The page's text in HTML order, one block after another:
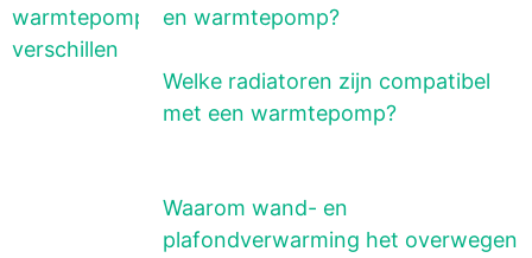
en warmtepomp?
Welke radiatoren zijn compatibel
met een warmtepomp?
Waarom wand- en
plafondverwarming het overwegen